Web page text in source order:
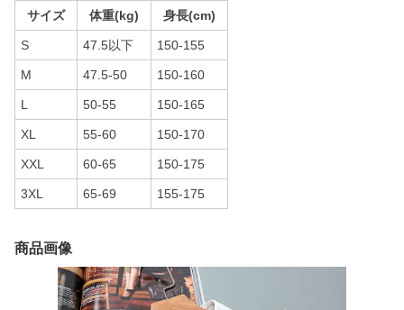
サイズ 体重(kg) 身長(cm)
S 47.5以下 150-155
M 47.5-50 150-160
L 50-55 150-165
XL 55-60 150-170
XXL 60-65 150-175
3XL 65-69 155-175
商品画像